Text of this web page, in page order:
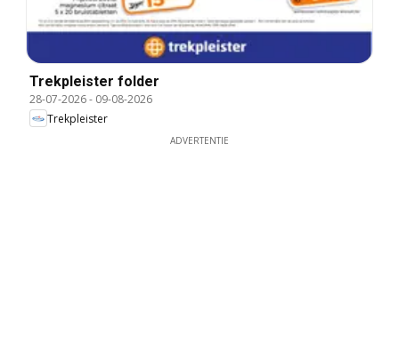
Trekpleister folder
28-07-2026- 09-08-2026
Trekpleister
ADVERTENTIE